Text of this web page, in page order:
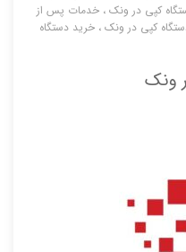
کپی در ونک ، خدمات پس از
کپی در ونک ، خرید دستگاه
ونک